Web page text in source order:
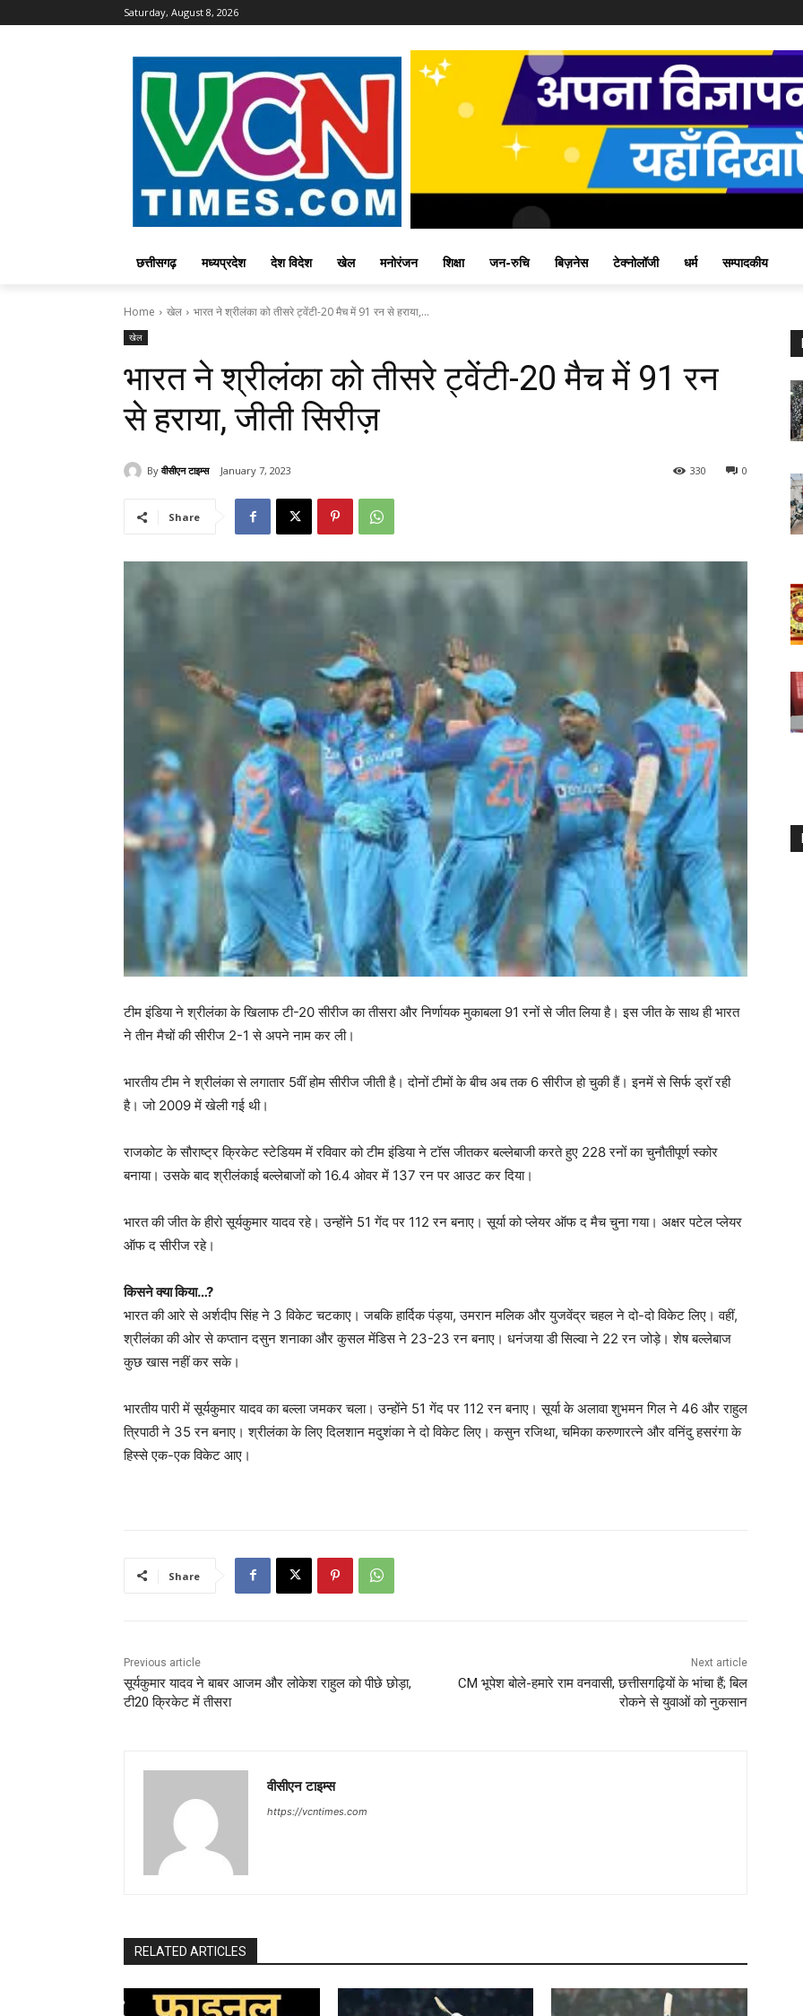
Saturday, August 8, 2026
छत्तीसगढ़ मध्यप्रदेश देश विदेश खेल मनोरंजन शिक्षा जन-रुचि बिज़नेस टेक्नोलॉजी धर्म सम्पादकीय
Home खेल भारत ने श्रीलंका को तीसरे ट्वेंटी-20 मैच में 91 रन से हराया,...
खेल
भारत ने श्रीलंका को तीसरे ट्वेंटी-20 मैच में 91 रन
से हराया, जीती सिरीज़
By वीसीएन टाइम्स January 7, 2023 0
330
Share
टीम इंडिया ने श्रीलंका के खिलाफ टी-20 सीरीज का तीसरा और निर्णायक मुकाबला 91 रनों से जीत लिया है। इस जीत के साथ ही भारत
ने तीन मैचों की सीरीज 2-1 से अपने नाम कर ली।
भारतीय टीम ने श्रीलंका से लगातार 5वीं होम सीरीज जीती है। दोनों टीमों के बीच अब तक 6 सीरीज हो चुकी हैं। इनमें से सिर्फ ड्रॉ रही
है। जो 2009 में खेली गई थी।
राजकोट के सौराष्ट्र क्रिकेट स्टेडियम में रविवार को टीम इंडिया ने टॉस जीतकर बल्लेबाजी करते हुए 228 रनों का चुनौतीपूर्ण स्कोर
बनाया। उसके बाद श्रीलंकाई बल्लेबाजों को 16.4 ओवर में 137 रन पर आउट कर दिया।
भारत की जीत के हीरो सूर्यकुमार यादव रहे। उन्होंने 51 गेंद पर 112 रन बनाए। सूर्या को प्लेयर ऑफ द मैच चुना गया। अक्षर पटेल प्लेयर
ऑफ द सीरीज रहे।
किसने क्या किया…?
भारत की आरे से अर्शदीप सिंह ने 3 विकेट चटकाए। जबकि हार्दिक पंड्या, उमरान मलिक और युजवेंद्र चहल ने दो-दो विकेट लिए। वहीं,
श्रीलंका की ओर से कप्तान दसुन शनाका और कुसल मेंडिस ने 23-23 रन बनाए। धनंजया डी सिल्वा ने 22 रन जोड़े। शेष बल्लेबाज
कुछ खास नहीं कर सके।
भारतीय पारी में सूर्यकुमार यादव का बल्ला जमकर चला। उन्होंने 51 गेंद पर 112 रन बनाए। सूर्या के अलावा शुभमन गिल ने 46 और राहुल
त्रिपाठी ने 35 रन बनाए। श्रीलंका के लिए दिलशान मदुशंका ने दो विकेट लिए। कसुन रजिथा, चमिका करुणारत्ने और वनिंदु हसरंगा के
हिस्से एक-एक विकेट आए।
Share
Previous article
सूर्यकुमार यादव ने बाबर आजम और लोकेश राहुल को पीछे छोड़ा,
टी20 क्रिकेट में तीसरा
Next article
CM भूपेश बोले-हमारे राम वनवासी, छत्तीसगढ़ियों के भांचा हैं; ‌बिल
रोकने से युवाओं को नुकसान
वीसीएन टाइम्स
https://vcntimes.com
RELATED ARTICLES